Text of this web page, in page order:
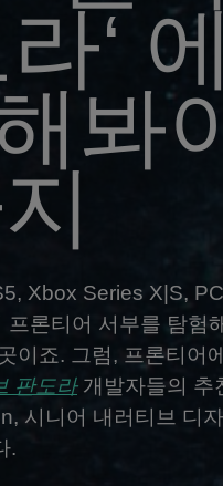
‘
봐
Xbox Series X|S,
론티어 서부를 탐험
이죠. 그럼, 프론티어
판도라개발자들의 추
시니어 내러티브 디
.